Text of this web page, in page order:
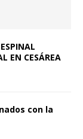
EN CESÁREA
con la